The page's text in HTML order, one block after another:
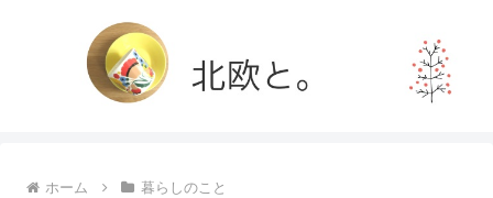
ホーム 暮らしのこと